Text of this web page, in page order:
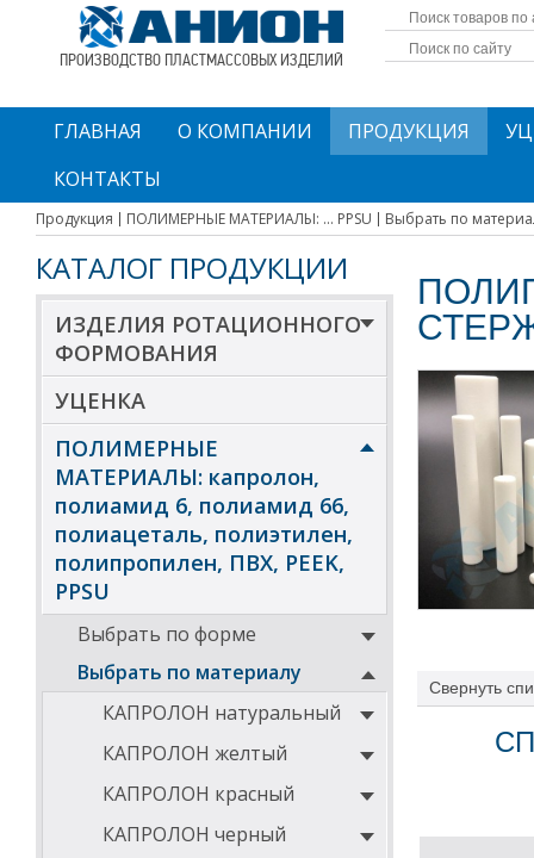
ПРОИЗВОДСТВО ПЛАСТМАССОВЫХ ИЗДЕЛИЙ
ГЛАВНАЯ О КОМПАНИИ ПРОДУКЦИЯ
КОНТАКТЫ
Продукция ПОЛИМЕРНЫЕ МАТЕРИАЛЫ: ... PPSU Выбрать по
КАТАЛОГ ПРОДУКЦИИ
ИЗДЕЛИЯ РОТАЦИОННОГО
ФОРМОВАНИЯ
УЦЕНКА
ПОЛИМЕРНЫЕ
МАТЕРИАЛЫ: капролон,
полиамид 6, полиамид 66,
полиацеталь, полиэтилен,
полипропилен, ПВХ, PEEK,
PPSU
Выбрать по форме
Выбрать по материалу
КАПРОЛОН натуральный
КАПРОЛОН желтый
КАПРОЛОН красный
КАПРОЛОН черный
Свернуть